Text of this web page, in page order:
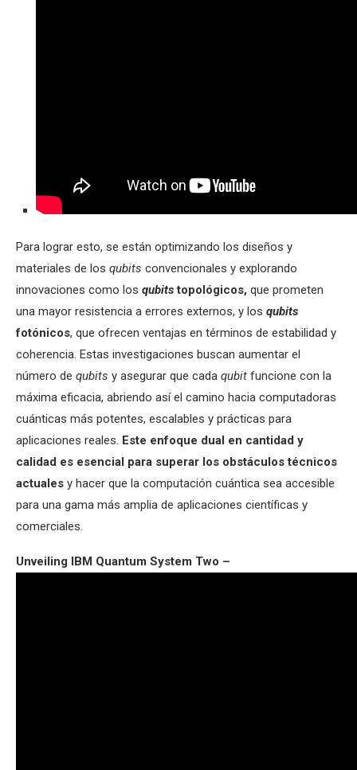
Para lograr esto, se están optimizando los diseños y
materiales de los qubits convencionales y explorando
innovaciones como los qubitstopológicos, que prometen
una mayor resistencia a errores externos, y los qubits
fotónicos, que ofrecen ventajas en términos de estabilidad y
coherencia. Estas investigaciones buscan aumentar el
número de qubits y asegurar que cada qubit funcione con la
máxima eficacia, abriendo así el camino hacia computadoras
cuánticas más potentes, escalables y prácticas para
aplicaciones reales. Este enfoque dual en cantidad y
calidad es esencial para superar los obstáculos técnicos
actuales y hacer que la computación cuántica sea accesible
para una gama más amplia de aplicaciones científicas y
comerciales.
Unveiling IBM Quantum System Two –